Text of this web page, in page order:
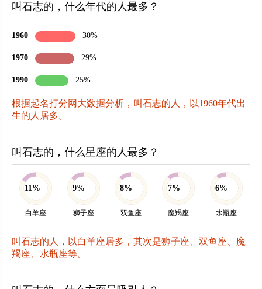
叫石志的，什么年代的人最多？
1960 30%
1970 29%
1990 25%
根据起名打分网大数据分析，叫石志的人，以1960年代出
生的人居多。
叫石志的，什么星座的人最多？
11%
白羊座
9%
狮子座
8%
双鱼座
7%
魔羯座
6%
水瓶座
叫石志的人，以白羊座居多，其次是狮子座、双鱼座、魔
羯座、水瓶座等。